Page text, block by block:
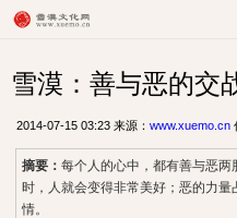
雪漠：善与恶的交
2014-07-15 03:23 来源： www.xuemo.cn
摘要： 每个人的心中，都有善与恶
时，人就会变得非常美好；恶的力
情。